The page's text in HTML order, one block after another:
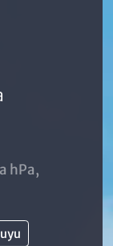
hPa,